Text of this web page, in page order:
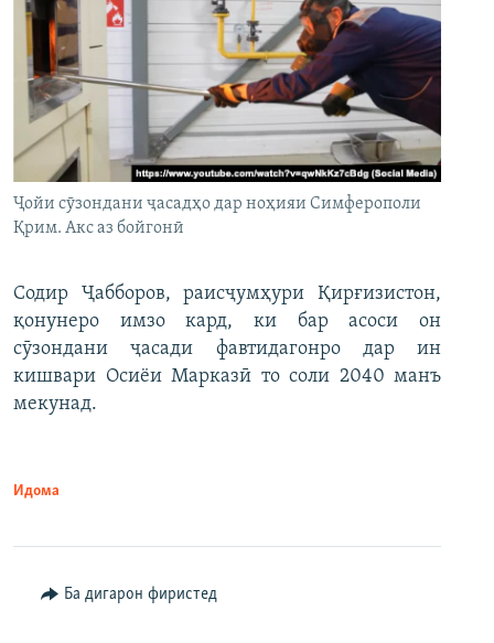
Ҷойи сӯзондани ҷасадҳо дар ноҳияи Симферополи
Қрим. Акс аз бойгонӣ
Содир Ҷабборов, раисҷумҳури Қирғизистон,
қонунеро имзо кард, ки бар асоси он
сӯзондани ҷасади фавтидагонро дар ин
кишвари Осиёи Марказӣ то соли 2040 манъ
мекунад.
Идома
Ба дигарон фиристед